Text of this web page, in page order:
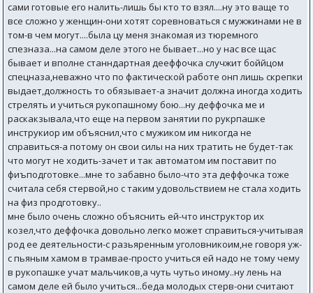
сами готовые его налить-лишь бы кто то взял....ну это ваще то
все сложно у женщин-они хотят соревноваться с мужжинами не в
том-в чем могут....была цу меня знакомая из тюремного
спезназа...на самом деле этого не бывает...но у нас все щас
бывает и вполне станндартная дееффочка случжит боййцом
спецназа,неважно что по фактической работе онп лишь скрепки
выдает,должность то обязывает-а значит должна иногда ходить
стрелять и учиться рукопашному бою...ну деффочка ме и
раскакзывала,что еще на первом занятии по рукрпашке
инструкиор им объяснил,что с мужиком им никогда не
справиться-а потому он свои силы на них тратить не будет-так
что могут не ходить-зачет и так автоматом им поставит по
фиъподготовке...мне то забавно было-что эта деффочка тоже
считала себя стервой,но с таким удовольствием не стала ходить
на физ продготовку..
мне было очень сложно объяснить ей-что инструктор их
козел,что деффочка довольно легко может справиться-учитывая
род ее деятельности-с разьяренным уголовникоим,не говоря уж-
с пьяным хамом в трамвае-просто учиться ей надо не тому чему
в рукопашке учат мальчиков,а чуть чутьо иному..ну лень на
самом деле ей было учиться...беда молодых стерв-они считают